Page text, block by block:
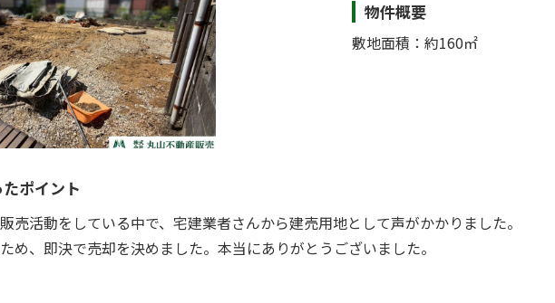
物件概要
敷地面積：約160㎡
ポイント
売活動をしている中で、宅建業者さんから建売用地として声がかかりました。
め、即決で売却を決めました。本当にありがとうございました。